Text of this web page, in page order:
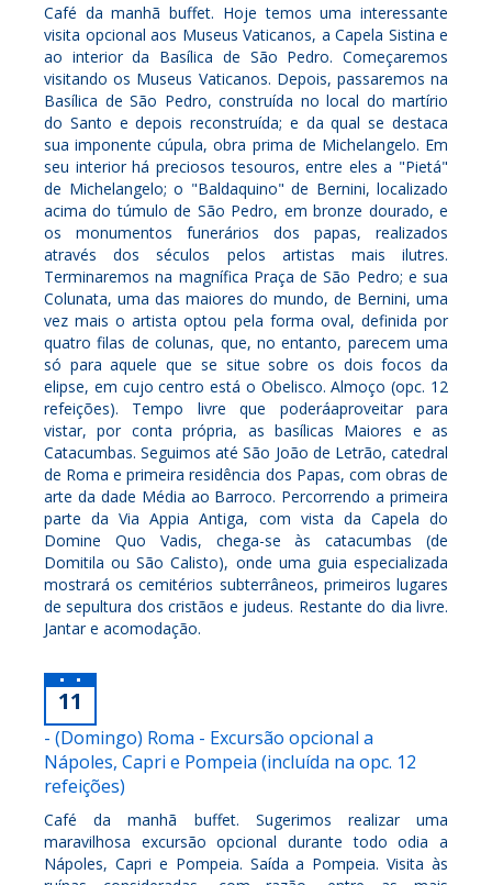
Café da manhã buffet. Hoje temos uma interessante
visita opcional aos Museus Vaticanos, a Capela Sistina e
ao interior da Basílica de São Pedro. Começaremos
visitando os Museus Vaticanos. Depois, passaremos na
Basílica de São Pedro, construída no local do martírio
do Santo e depois reconstruída; e da qual se destaca
sua imponente cúpula, obra prima de Michelangelo. Em
seu interior há preciosos tesouros, entre eles a "Pietá"
de Michelangelo; o "Baldaquino" de Bernini, localizado
acima do túmulo de São Pedro, em bronze dourado, e
os monumentos funerários dos papas, realizados
através dos séculos pelos artistas mais ilutres.
Terminaremos na magnífica Praça de São Pedro; e sua
Colunata, uma das maiores do mundo, de Bernini, uma
vez mais o artista optou pela forma oval, definida por
quatro filas de colunas, que, no entanto, parecem uma
só para aquele que se situe sobre os dois focos da
elipse, em cujo centro está o Obelisco. Almoço (opc. 12
refeições). Tempo livre que poderáaproveitar para
vistar, por conta própria, as basílicas Maiores e as
Catacumbas. Seguimos até São João de Letrão, catedral
de Roma e primeira residência dos Papas, com obras de
arte da dade Média ao Barroco. Percorrendo a primeira
parte da Via Appia Antiga, com vista da Capela do
Domine Quo Vadis, chega-se às catacumbas (de
Domitila ou São Calisto), onde uma guia especializada
mostrará os cemitérios subterrâneos, primeiros lugares
de sepultura dos cristãos e judeus. Restante do dia livre.
Jantar e acomodação.
11
- (Domingo) Roma - Excursão opcional a
Nápoles, Capri e Pompeia (incluída na opc. 12
refeições)
Café da manhã buffet. Sugerimos realizar uma
maravilhosa excursão opcional durante todo odia a
Nápoles, Capri e Pompeia. Saída a Pompeia. Visita às